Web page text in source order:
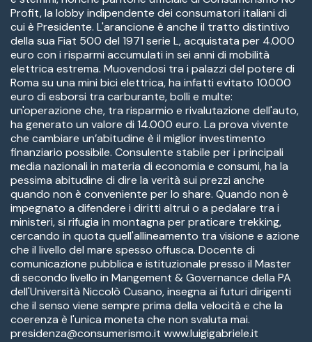
Profit, la lobby indipendente dei consumatori italiani di
cui è Presidente. L'arancione è anche il tratto distintivo
della sua Fiat 500 del 1971 serie L, acquistata per 4.000
euro con i risparmi accumulati in sei anni di mobilità
elettrica estrema. Muovendosi tra i palazzi del potere di
Roma su una mini bici elettrica, ha infatti evitato 10.000
euro di esborsi tra carburante, bolli e multe:
un'operazione che, tra risparmio e rivalutazione dell'auto,
ha generato un valore di 14.000 euro. La prova vivente
che cambiare un’abitudine è il miglior investimento
finanziario possibile. Consulente stabile per i principali
media nazionali in materia di economia e consumi, ha la
pessima abitudine di dire la verità sui prezzi anche
quando non è conveniente per lo share. Quando non è
impegnato a difendere i diritti altrui o a pedalare tra i
ministeri, si rifugia in montagna per praticare trekking,
cercando in quota quell'allineamento tra visione e azione
che il livello del mare spesso offusca. Docente di
comunicazione pubblica e istituzionale presso il Master
di secondo livello in Mangement & Governance della PA
dell'Università Niccolò Cusano, insegna ai futuri dirigenti
che il senso viene sempre prima della velocità e che la
coerenza è l'unica moneta che non svaluta mai.
presidenza@consumerismo.it www.luigigabriele.it